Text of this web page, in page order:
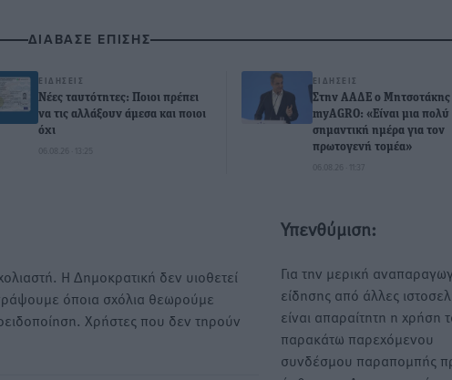
ΔΙΑΒΑΣΕ ΕΠΙΣΗΣ
ΕΙΔΉΣΕΙΣ
Νέες ταυτότητες: Ποιοι πρέπει
να τις αλλάξουν άμεσα και ποιοι
όχι
06.08.26 · 13:25
ΕΙΔΉΣΕΙΣ
Στην ΑΑΔΕ ο Μητσοτάκης
myAGRO: «Είναι μια πολύ
σημαντική ημέρα για τον
πρωτογενή τομέα»
06.08.26 · 11:37
Η Δημοκρατική δεν υιοθετεί
όποια σχόλια θεωρούμε
Χρήστες που δεν τηρούν
Υπενθύμιση:
Για την μερική
είδησης από άλλες
είναι απαραίτητη η χρήση
παρακάτω παρεχόμενου
συνδέσμου παραπομπής